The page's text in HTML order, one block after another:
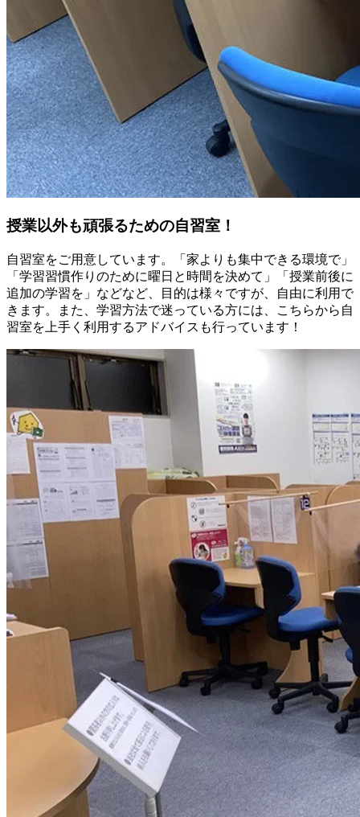
授業以外も頑張るための自習室！
自習室をご用意しています。「家よりも集中できる環境で」
「学習習慣作りのために曜日と時間を決めて」「授業前後に
追加の学習を」などなど、目的は様々ですが、自由に利用で
きます。また、学習方法で迷っている方には、こちらから自
習室を上手く利用するアドバイスも行っています！